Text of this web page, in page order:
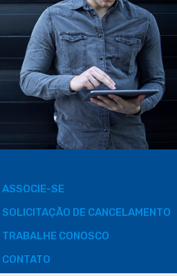
ASSOCIE-SE
SOLICITAÇÃO DE CANCELAMENTO
TRABALHE CONOSCO
CONTATO